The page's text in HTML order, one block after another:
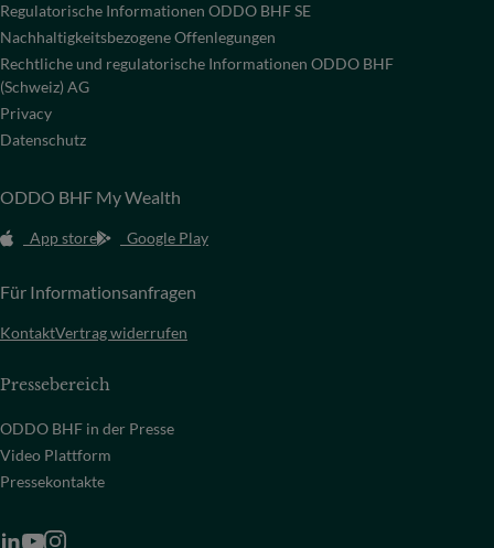
Regulatorische Informationen ODDO BHF SE
Nachhaltigkeitsbezogene Offenlegungen
Rechtliche und regulatorische Informationen ODDO BHF
(Schweiz) AG
Privacy
Datenschutz
ODDO BHF My Wealth
App store Google Play
Für Informationsanfragen
KontaktVertrag widerrufen
Pressebereich
ODDO BHF in der Presse
Video Plattform
Pressekontakte